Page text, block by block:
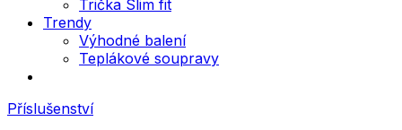
Trička Slim fit
Trendy
Výhodné balení
Teplákové soupravy
Příslušenství